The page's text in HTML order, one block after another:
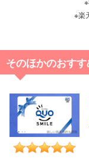
※楽
そのほかのおす